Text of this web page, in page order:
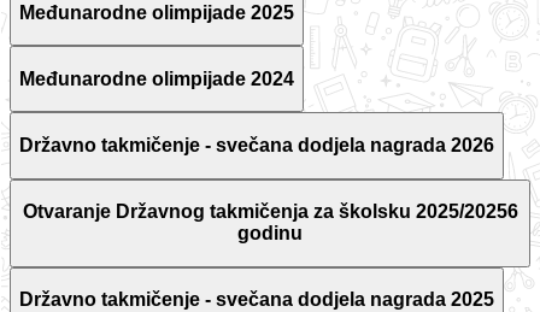
Međunarodne olimpijade 2025
Međunarodne olimpijade 2024
Državno takmičenje - svečana dodjela nagrada 2026
Otvaranje Državnog takmičenja za školsku 2025/20256
godinu
Državno takmičenje - svečana dodjela nagrada 2025